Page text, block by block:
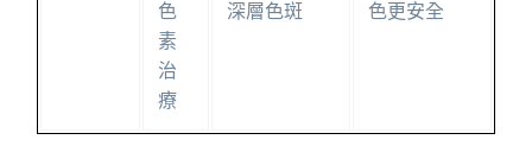
色
素
治
療
深層色斑
色更安全